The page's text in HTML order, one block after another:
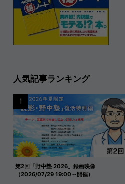
人気記事ランキング
第2回「野中塾 2026」録画映像
（2026/07/29 19:00～開催）
1